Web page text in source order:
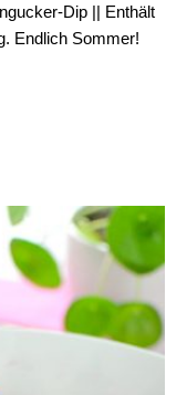
Dip || Enthält
Endlich Sommer!